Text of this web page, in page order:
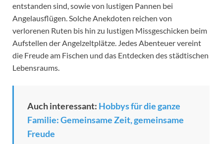
entstanden sind, sowie von lustigen Pannen bei
Angelausflügen. Solche Anekdoten reichen von
verlorenen Ruten bis hin zu lustigen Missgeschicken beim
Aufstellen der Angelzeltplätze. Jedes Abenteuer vereint
die Freude am Fischen und das Entdecken des städtischen
Lebensraums.
Auch interessant: Hobbys für die ganze
Familie: Gemeinsame Zeit, gemeinsame
Freude